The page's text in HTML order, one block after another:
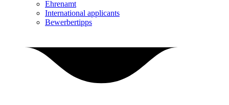
Ehrenamt
International applicants
Bewerbertipps